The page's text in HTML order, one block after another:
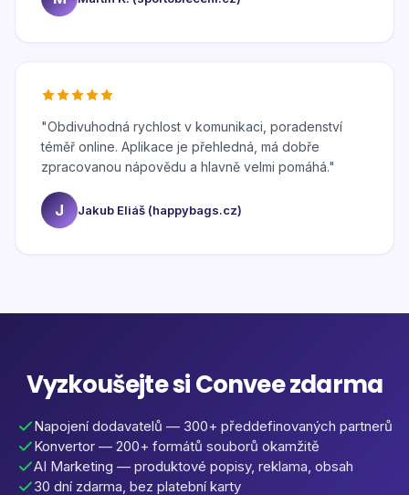
"Obdivuhodná rychlost v komunikaci, poradenství
téměř online. Aplikace je přehledná, má dobře
zpracovanou nápovědu a hlavně velmi pomáhá."
J Jakub Eliáš (happybags.cz)
Vyzkoušejte si Convee zdarma
Napojení dodavatelů — 300+ předdefinovaných partnerů
Konvertor — 200+ formátů souborů okamžitě
AI Marketing — produktové popisy, reklama, obsah
30 dní zdarma, bez platební karty